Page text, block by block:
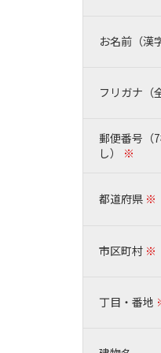
お名前（漢
フリガナ（
郵便番号（
し） ※
都道府県 ※
市区町村 ※
丁目・番地